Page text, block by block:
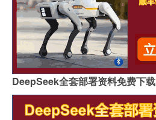
DeepSeek全套部署资料免费下载